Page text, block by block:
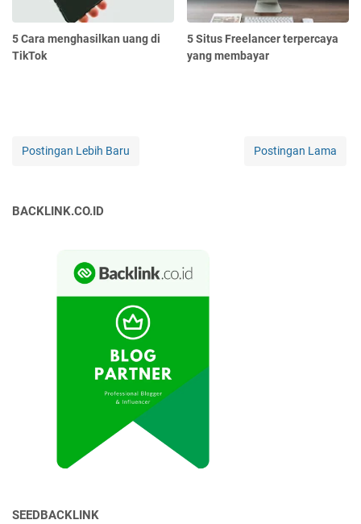
5 Cara menghasilkan uang di
TikTok
5 Situs Freelancer terpercaya
yang membayar
Postingan Lebih Baru Postingan Lama
BACKLINK.CO.ID
SEEDBACKLINK